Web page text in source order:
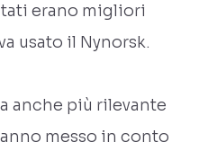
erano migliori
usato il Nynorsk.
anche più rilevante
messo in conto